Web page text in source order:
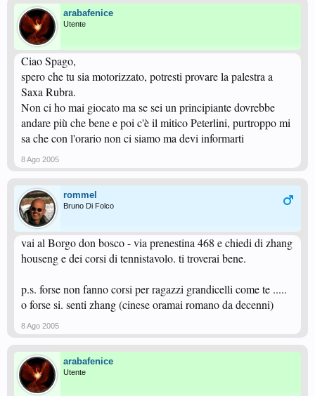
arabafenice
Utente
Ciao Spago,
spero che tu sia motorizzato, potresti provare la palestra a
Saxa Rubra.
Non ci ho mai giocato ma se sei un principiante dovrebbe
andare più che bene e poi c'è il mitico Peterlini, purtroppo mi
sa che con l'orario non ci siamo ma devi informarti
8 Ago 2005
rommel
Bruno Di Folco
vai al Borgo don bosco - via prenestina 468 e chiedi di zhang
houseng e dei corsi di tennistavolo. ti troverai bene.
p.s. forse non fanno corsi per ragazzi grandicelli come te .....
o forse si. senti zhang (cinese oramai romano da decenni)
8 Ago 2005
arabafenice
Utente